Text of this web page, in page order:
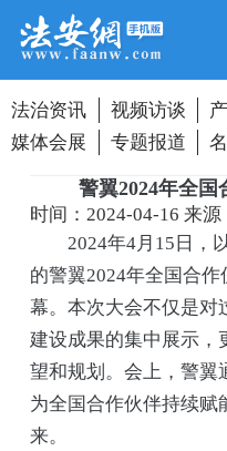
法治资讯 视频访谈
媒体会展
专题报道
警翼2024年全
时间：2024-04-16来源
2024年4月15日，以
的警翼2024年全国合作
幕。本次大会不仅是对
建设成果的集中展示，
望和规划。会上，警翼
为全国合作伙伴持续赋
来。